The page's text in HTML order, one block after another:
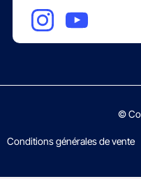
©
Conditions générales de vente